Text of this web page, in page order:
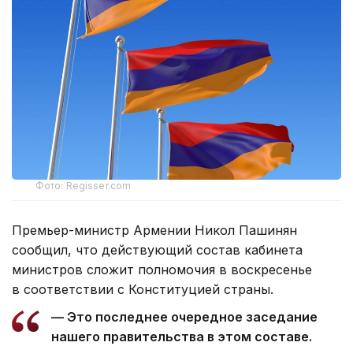
Фото: Regisser.com
Премьер-министр Армении Никол Пашинян
сообщил, что действующий состав кабинета
министров сложит полномочия в воскресенье
в соответствии с Конституцией страны.
— Это последнее очередное заседание
нашего правительства в этом составе.